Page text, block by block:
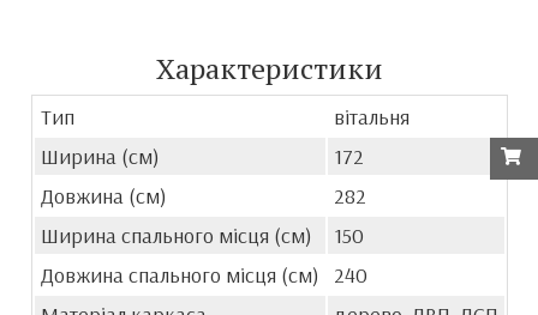
Характеристики
Тип
вітальня
Ширина (см)
172
Довжина (см)
282
Ширина спального місця (см)
150
Довжина спального місця (см)
240